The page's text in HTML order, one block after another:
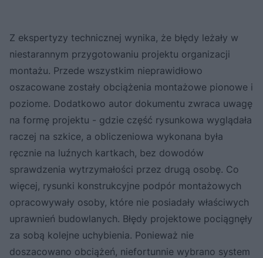
Z ekspertyzy technicznej wynika, że błędy leżały w
niestarannym przygotowaniu projektu organizacji
montażu. Przede wszystkim nieprawidłowo
oszacowane zostały obciążenia montażowe pionowe i
poziome. Dodatkowo autor dokumentu zwraca uwagę
na formę projektu - gdzie część rysunkowa wyglądała
raczej na szkice, a obliczeniowa wykonana była
ręcznie na luźnych kartkach, bez dowodów
sprawdzenia wytrzymałości przez drugą osobę. Co
więcej, rysunki konstrukcyjne podpór montażowych
opracowywały osoby, które nie posiadały właściwych
uprawnień budowlanych. Błędy projektowe pociągnęły
za sobą kolejne uchybienia. Ponieważ nie
doszacowano obciążeń, niefortunnie wybrano system